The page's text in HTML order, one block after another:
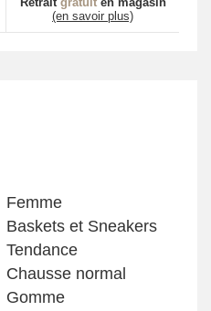
(en savoir plus)
Femme
Baskets et Sneakers
Tendance
Chausse normal
Gomme